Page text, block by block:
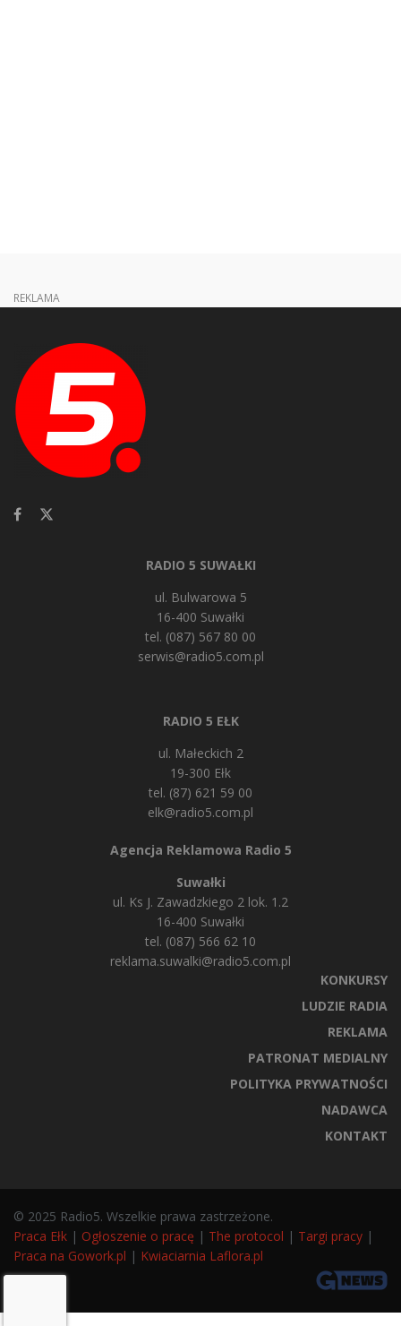
REKLAMA
RADIO 5 SUWAŁKI
ul. Bulwarowa 5
16-400 Suwałki
tel. (087) 567 80 00
serwis@radio5.com.pl
RADIO 5 EŁK
ul. Małeckich 2
19-300 Ełk
tel. (87) 621 59 00
elk@radio5.com.pl
Agencja Reklamowa Radio 5
Suwałki
ul. Ks J. Zawadzkiego 2 lok. 1.2
16-400 Suwałki
tel. (087) 566 62 10
reklama.suwalki@radio5.com.pl
KONKURSY
LUDZIE RADIA
REKLAMA
PATRONAT MEDIALNY
POLITYKA PRYWATNOŚCI
NADAWCA
KONTAKT
© 2025 Radio5. Wszelkie prawa zastrzeżone.
Praca Ełk | Ogłoszenie o pracę | The protocol | Targi pracy |
Praca na Gowork.pl | Kwiaciarnia Laflora.pl